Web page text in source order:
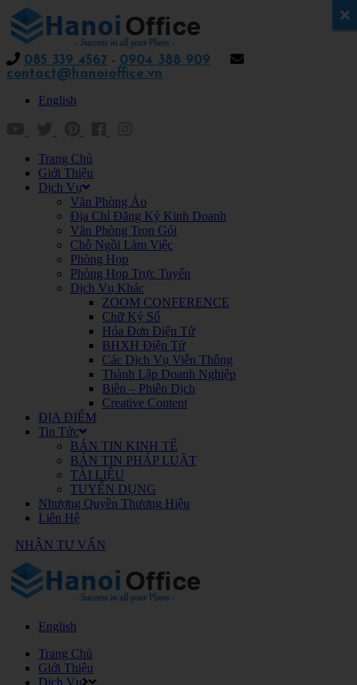
085 339 4567 - 0904 388 909
contact@hanoioffice.vn
English
Trang Chủ
Giới Thiệu
Dịch Vụ
Văn Phòng Ảo
Địa Chỉ Đăng Ký Kinh Doanh
Văn Phòng Trọn Gói
Chỗ Ngồi Làm Việc
Phòng Họp
Phòng Họp Trực Tuyến
Dịch Vụ Khác
ZOOM CONFERENCE
Chữ Ký Số
Hóa Đơn Điện Tử
BHXH Điện Tử
Các Dịch Vụ Viễn Thông
Thành Lập Doanh Nghiệp
Biên – Phiên Dịch
Creative Content
ĐỊA ĐIỂM
Tin Tức
BẢN TIN KINH TẾ
BẢN TIN PHÁP LUẬT
TÀI LIỆU
TUYỂN DỤNG
Nhượng Quyền Thương Hiệu
Liên Hệ
NHẬN TƯ VẤN
English
Trang Chủ
Giới Thiệu
Dịch Vụ
x